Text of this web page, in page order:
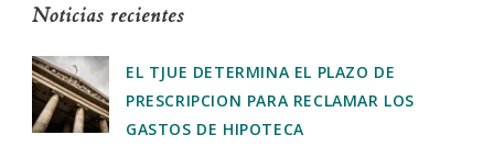
Noticias recientes
EL TJUE DETERMINA EL PLAZO DE
PRESCRIPCION PARA RECLAMAR LOS
GASTOS DE HIPOTECA